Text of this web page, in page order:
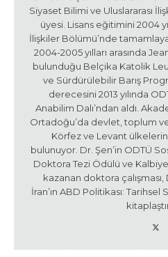
Siyaset Bilimi ve Uluslararası
üyesi. Lisans eğitimini 2004
İlişkiler Bölümü’nde
2004-2005 yılları arasında
bulunduğu Belçika Katolik
ve Sürdürülebilir Barış
derecesini 2013 yılında
Anabilim Dalı’ndan aldı.
Ortadoğu’da devlet, toplum ve
Körfez ve Levant
bulunuyor. Dr. Şen’in ODTÜ
Doktora Tezi Ödülü ve Kalbiye
kazanan doktora
İran’ın ABD Politikası: